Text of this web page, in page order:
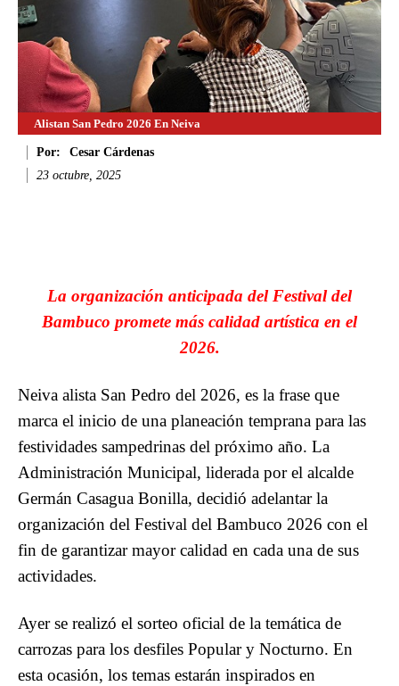
Alistan San Pedro 2026 En Neiva
Por:
Cesar Cárdenas
23 octubre, 2025
La organización anticipada del Festival del
Bambuco promete más calidad artística en el
2026.
Neiva alista San Pedro del 2026, es la frase que
marca el inicio de una planeación temprana para las
festividades sampedrinas del próximo año. La
Administración Municipal, liderada por el alcalde
Germán Casagua Bonilla, decidió adelantar la
organización del Festival del Bambuco 2026 con el
fin de garantizar mayor calidad en cada una de sus
actividades.
Ayer se realizó el sorteo oficial de la temática de
carrozas para los desfiles Popular y Nocturno. En
esta ocasión, los temas estarán inspirados en